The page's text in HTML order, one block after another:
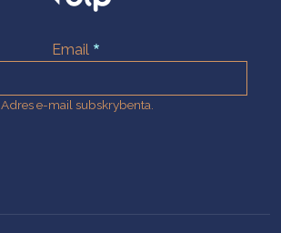
Email
Adres e-mail subskrybenta.